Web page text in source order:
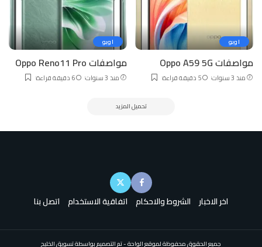
اوبو
مواصفات Oppo A59 5G
منذ 3 سنوات 5 دقيقة قراءة
اوبو
مواصفات Oppo Reno11 Pro
منذ 3 سنوات 6 دقيقة قراءة
تحميل المزيد
اخر الاخبار الشروط والاحكام اتفاقية الاستخدام اتصل بنا
جميع الحقوق محفوظة لموقع الواحة - تم التصميم بواسطة تسويق الخليج